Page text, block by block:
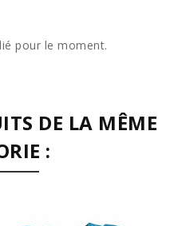
pour le moment.
DE LA MÊME
: